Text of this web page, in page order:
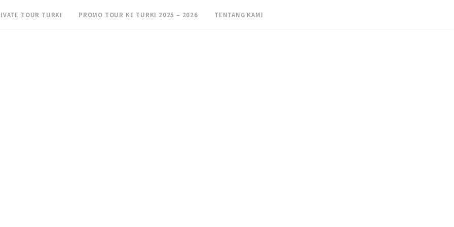
TOUR TURKI PROMO TOUR KE TURKI 2025 – 2026 TENTANG KAMI